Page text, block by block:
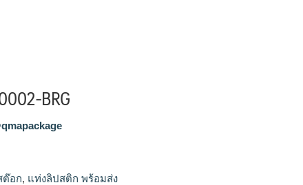
BRG
ต๊อก, แท่งลิปสติก พร้อมส่ง